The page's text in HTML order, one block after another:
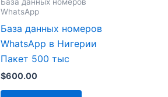
База данных номеров
WhatsApp
База данных номеров
WhatsApp в Нигерии
Пакет 500 тыс
$600.00